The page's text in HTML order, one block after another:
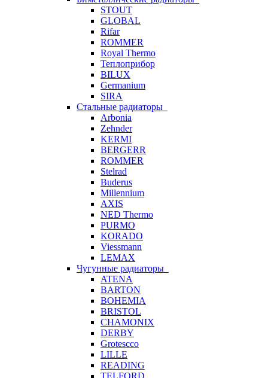
STOUT
GLOBAL
Rifar
ROMMER
Royal Thermo
Теплоприбор
BILUX
Germanium
SIRA
Стальные радиаторы
Arbonia
Zehnder
KERMI
BERGERR
ROMMER
Stelrad
Buderus
Millennium
AXIS
NED Thermo
PURMO
KORADO
Viessmann
LEMAX
Чугунные радиаторы
ATENA
BARTON
BOHEMIA
BRISTOL
CHAMONIX
DERBY
Grotescco
LILLE
READING
TELFORD